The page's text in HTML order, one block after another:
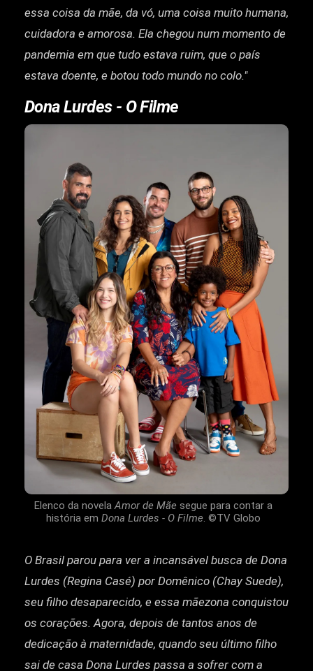
essa coisa da mãe, da vó, uma coisa muito humana,
cuidadora e amorosa. Ela chegou num momento de
pandemia em que tudo estava ruim, que o país
estava doente, e botou todo mundo no colo."
Dona Lurdes - O Filme
Elenco da novelaAmor de Mãe segue para contar a
história em Dona Lurdes - O Filme. ©TV Globo
O Brasil parou para ver a incansável busca de Dona
Lurdes (Regina Casé) por Domênico (Chay Suede),
seu filho desaparecido, e essa mãezona conquistou
os corações. Agora, depois de tantos anos de
dedicação à maternidade, quando seu último filho
sai de casa Dona Lurdes passa a sofrer com a